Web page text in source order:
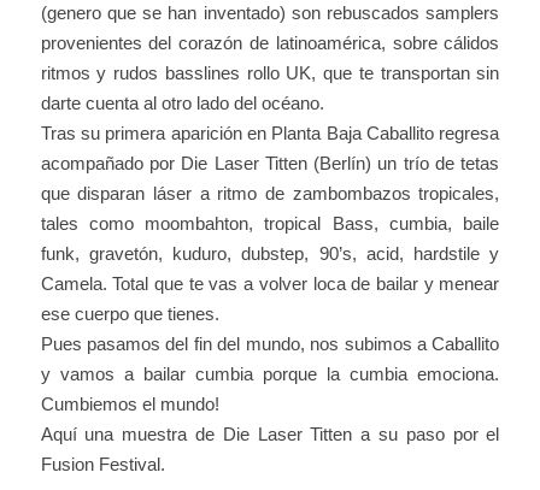
(genero que se han inventado) son rebuscados samplers
provenientes del corazón de latinoamérica, sobre cálidos
ritmos y rudos basslines rollo UK, que te transportan sin
darte cuenta al otro lado del océano.
Tras su primera aparición en Planta Baja Caballito regresa
acompañado por Die Laser Titten (Berlín) un trío de tetas
que disparan láser a ritmo de zambombazos tropicales,
tales como moombahton, tropical Bass, cumbia, baile
funk, gravetón, kuduro, dubstep, 90’s, acid, hardstile y
Camela. Total que te vas a volver loca de bailar y menear
ese cuerpo que tienes.
Pues pasamos del fin del mundo, nos subimos a Caballito
y vamos a bailar cumbia porque la cumbia emociona.
Cumbiemos el mundo!
Aquí una muestra de Die Laser Titten a su paso por el
Fusion Festival.